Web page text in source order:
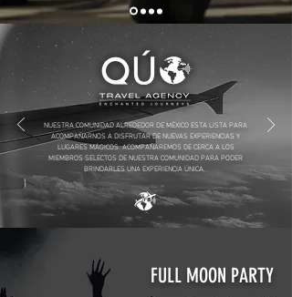
NUESTRA COMUNIDAD ALREDEDOR DE MÉXICO ESTA LISTA PARA
ACOMPAÑARNOS A DISFRUTAR DE NUEVAS EXPERIENCIAS Y
LUGARES MÁGICOS. ACOMPAÑAREMOS DE CERCA A LOS
MIEMBROS SELECTOS DE NUESTRA COMUNIDAD PARA PODER
BRINDARLES UNA EXPERIENCIA ÚNICA.
FULL MOON PARTY